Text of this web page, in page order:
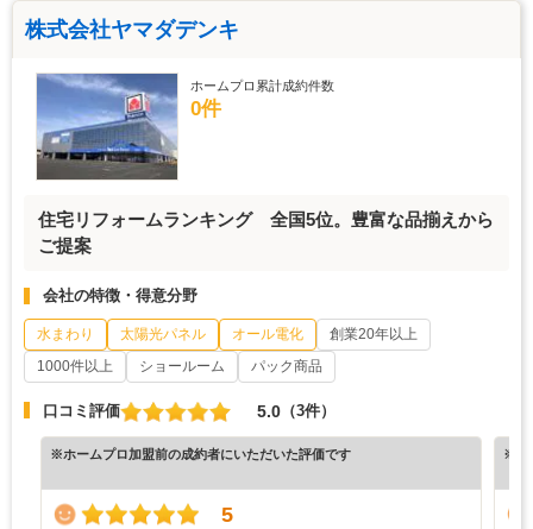
株式会社ヤマダデンキ
ホームプロ累計成約件数
0件
住宅リフォームランキング 全国5位。豊富な品揃えから
ご提案
会社の特徴・得意分野
水まわり 太陽光パネル オール電化
創業20年以上
1000件以上
ショールーム パック商品
口コミ評価 5.0 （3件）
※ホームプロ加盟前の成約者にいただいた評価です
5
※ホ